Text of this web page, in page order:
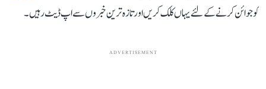
کو جوائن کرنے کے لئے یہاں کلک کریں اور تازہ ترین خبروں سے اپ ڈیٹ رہیں۔
ADVERTISEMENT